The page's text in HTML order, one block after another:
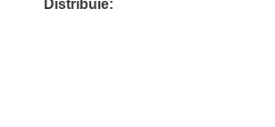
Distribuie: